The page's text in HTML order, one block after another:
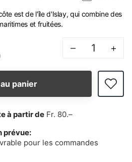
est de l'île d'Islay, qui combine des
et fruitées.
– +
panier
à partir de Fr. 80.–
prévue:
pour les commandes